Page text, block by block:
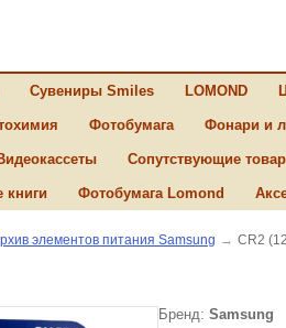
Сувениры Smiles LOMOND
Фотобумага Фонари и
Сопутствующие
книги Фотобумага Lomond
элементов питания Samsung → CR2
Бренд: Samsung